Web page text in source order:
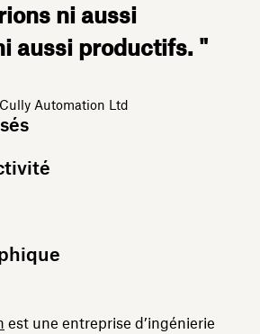
ni aussi
aussi productifs. "
Automation Ltd
est une entreprise d’ingénierie